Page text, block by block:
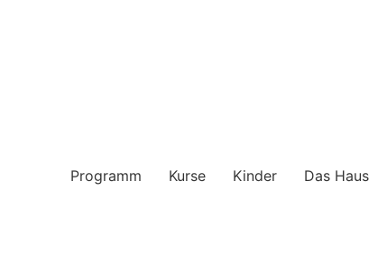
Programm Kurse Kinder Das Haus